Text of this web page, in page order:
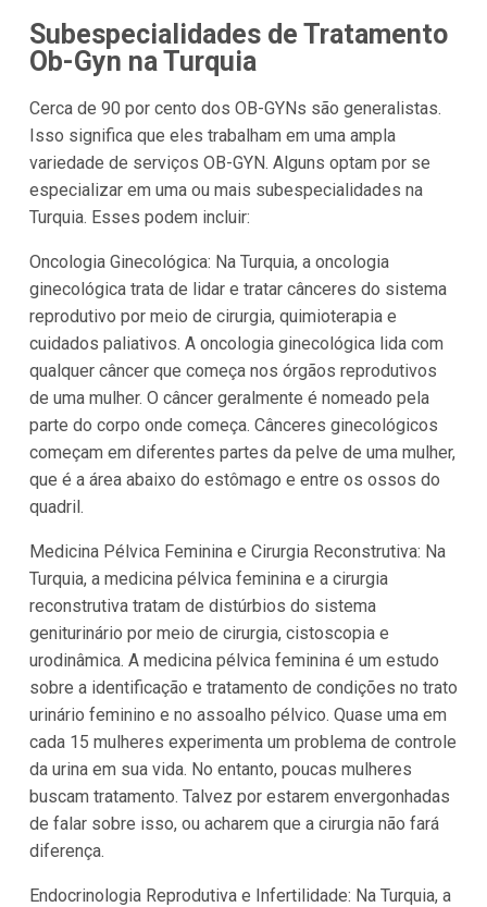
Subespecialidades de Tratamento
Ob-Gyn na Turquia
Cerca de 90 por cento dos OB-GYNs são generalistas.
Isso significa que eles trabalham em uma ampla
variedade de serviços OB-GYN. Alguns optam por se
especializar em uma ou mais subespecialidades na
Turquia. Esses podem incluir:
Oncologia Ginecológica: Na Turquia, a oncologia
ginecológica trata de lidar e tratar cânceres do sistema
reprodutivo por meio de cirurgia, quimioterapia e
cuidados paliativos. A oncologia ginecológica lida com
qualquer câncer que começa nos órgãos reprodutivos
de uma mulher. O câncer geralmente é nomeado pela
parte do corpo onde começa. Cânceres ginecológicos
começam em diferentes partes da pelve de uma mulher,
que é a área abaixo do estômago e entre os ossos do
quadril.
Medicina Pélvica Feminina e Cirurgia Reconstrutiva: Na
Turquia, a medicina pélvica feminina e a cirurgia
reconstrutiva tratam de distúrbios do sistema
geniturinário por meio de cirurgia, cistoscopia e
urodinâmica. A medicina pélvica feminina é um estudo
sobre a identificação e tratamento de condições no trato
urinário feminino e no assoalho pélvico. Quase uma em
cada 15 mulheres experimenta um problema de controle
da urina em sua vida. No entanto, poucas mulheres
buscam tratamento. Talvez por estarem envergonhadas
de falar sobre isso, ou acharem que a cirurgia não fará
diferença.
Endocrinologia Reprodutiva e Infertilidade: Na Turquia, a